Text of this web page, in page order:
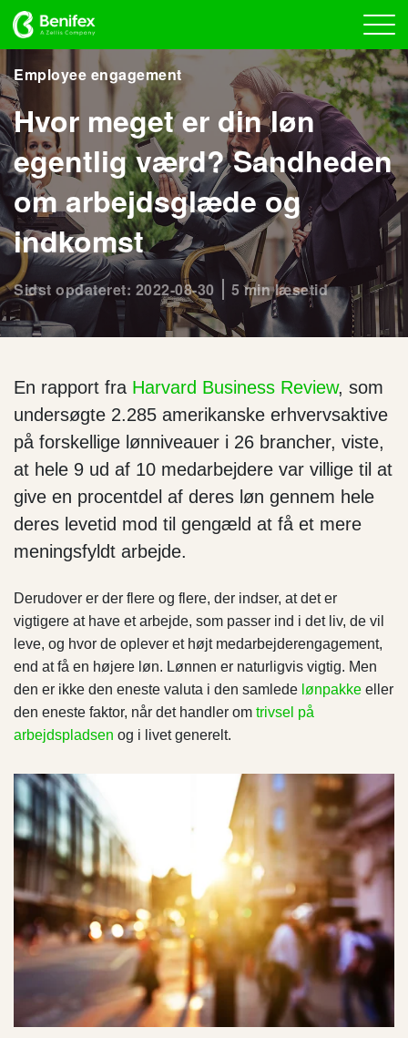
Employee engagement
Hvor meget er din løn
egentlig værd? Sandheden
om arbejdsglæde og
indkomst
Sidst opdateret: 2022-08-30 5 min læsetid
En rapport fra Harvard Business Review, som
undersøgte 2.285 amerikanske erhvervsaktive
på forskellige lønniveauer i 26 brancher, viste,
at hele 9 ud af 10 medarbejdere var villige til at
give en procentdel af deres løn gennem hele
deres levetid mod til gengæld at få et mere
meningsfyldt arbejde.
Derudover er der flere og flere, der indser, at det er
vigtigere at have et arbejde, som passer ind i det liv, de vil
leve, og hvor de oplever et højt medarbejderengagement,
end at få en højere løn. Lønnen er naturligvis vigtig. Men
den er ikke den eneste valuta i den samlede lønpakke eller
den eneste faktor, når det handler om trivsel på
arbejdspladsen og i livet generelt.